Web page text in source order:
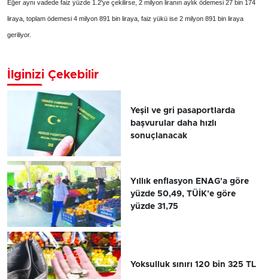
Eğer aynı vadede faiz yüzde 1.2'ye çekilirse, 2 milyon liranın aylık ödemesi 27 bin 174
liraya, toplam ödemesi 4 milyon 891 bin liraya, faiz yükü ise 2 milyon 891 bin liraya
geriliyor.
İlginizi Çekebilir
Yeşil ve gri pasaportlarda
başvurular daha hızlı
sonuçlanacak
Yıllık enflasyon ENAG'a göre
yüzde 50,49, TÜİK'e göre
yüzde 31,75
Yoksulluk sınırı 120 bin 325 TL